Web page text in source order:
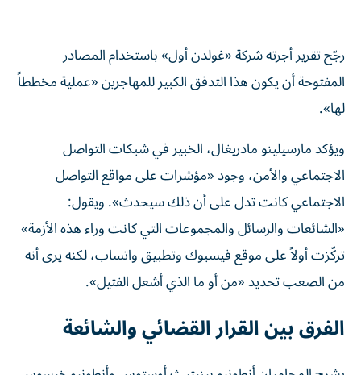
رجّح تقرير أجرته شركة «غولدن أول» باستخدام المصادر
المفتوحة أن يكون هذا التدفق الكبير للمهاجرين «عملية مخططاً
لها».
ويؤكد مارسيلينو مادريغال، الخبير في شبكات التواصل
الاجتماعي والأمن، وجود «مؤشرات على مواقع التواصل
الاجتماعي كانت تدل على أن ذلك سيحدث». ويقول:
«الشائعات والرسائل والمجموعات التي كانت وراء هذه الأزمة»
تركّزت أولاً على موقع فيسبوك وتطبيق واتساب، لكنه يرى أنه
من الصعب تحديد «من أو ما الذي أشعل الفتيل».
الفرق بين القرار القضائي والشائعة